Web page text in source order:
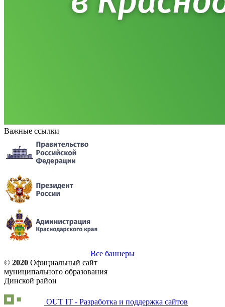
Важные ссылки
Все баннеры
© 2020 Официальный сайт
муниципального образования
Динской район
OUT IT - Разработка и поддержка сайтов